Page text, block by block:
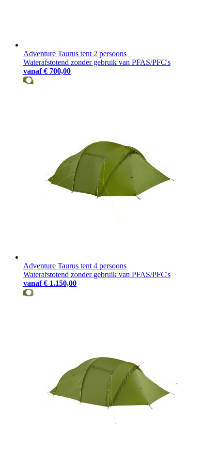
Adventure Taurus tent 2 persoons
Waterafstotend zonder gebruik van PFAS/PFC's
vanaf € 700,00
Adventure Taurus tent 4 persoons
Waterafstotend zonder gebruik van PFAS/PFC's
vanaf € 1.150,00